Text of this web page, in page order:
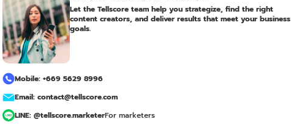
Let the Tellscore team help you strategize, find the right
content creators, and deliver results that meet your business
goals.
Mobile: +669 5629 8996
Email: contact@tellscore.com
LINE: @tellscore.marketerFor marketers